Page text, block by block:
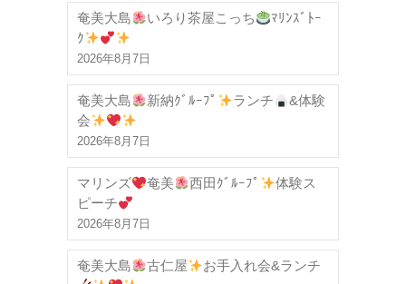
奄美大島 いろり茶屋こっち
ﾏﾘﾝｽﾞﾄｰ
ｸ
2026年8月7日
奄美大島 新納ｸﾞﾙｰﾌﾟ ランチ
&体験
会
2026年8月7日
マリンズ 奄美 西田ｸﾞﾙｰﾌﾟ
体験ス
ピーチ
2026年8月7日
奄美大島 古仁屋 お手入れ会&ランチ